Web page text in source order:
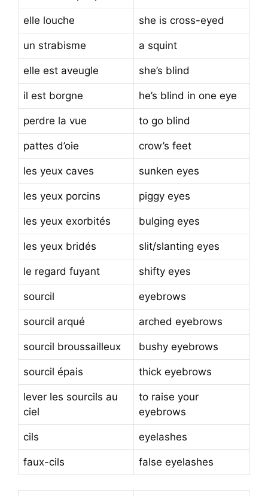
elle louche she is cross-eyed
un strabisme a squint
elle est aveugle she’s blind
il est borgne he’s blind in one eye
perdre la vue to go blind
pattes d’oie crow’s feet
les yeux caves sunken eyes
les yeux porcins piggy eyes
les yeux exorbités bulging eyes
les yeux bridés slit/slanting eyes
le regard fuyant shifty eyes
sourcil eyebrows
sourcil arqué arched eyebrows
sourcil broussailleux bushy eyebrows
sourcil épais thick eyebrows
lever les sourcils au
ciel
to raise your
eyebrows
cils eyelashes
faux-cils false eyelashes